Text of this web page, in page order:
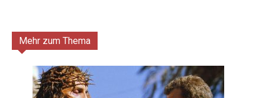
Mehr zum Thema